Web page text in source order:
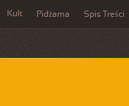
Kult Pidżama Spis Treści